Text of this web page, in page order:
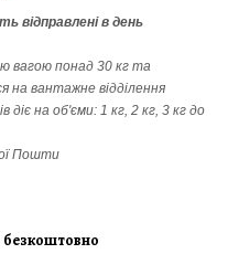
відправлені в день
вагою понад 30 кг та
на вантажне відділення
на об'єми: 1 кг, 2 кг, 3 кг до
Пошти